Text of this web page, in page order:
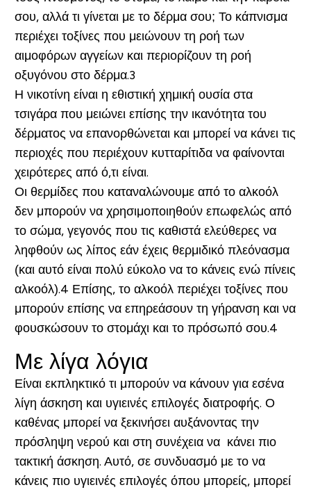
σου, αλλά τι γίνεται με το δέρμα σου; Το κάπνισμα
περιέχει τοξίνες που μειώνουν τη ροή των
αιμοφόρων αγγείων και περιορίζουν τη ροή
οξυγόνου στο δέρμα.3
Η νικοτίνη είναι η εθιστική χημική ουσία στα
τσιγάρα που μειώνει επίσης την ικανότητα του
δέρματος να επανορθώνεται και μπορεί να κάνει τις
περιοχές που περιέχουν κυτταρίτιδα να φαίνονται
χειρότερες από ό,τι είναι.
Οι θερμίδες που καταναλώνουμε από το αλκοόλ
δεν μπορούν να χρησιμοποιηθούν επωφελώς από
το σώμα, γεγονός που τις καθιστά ελεύθερες να
ληφθούν ως λίπος εάν έχεις θερμιδικό πλεόνασμα
(και αυτό είναι πολύ εύκολο να το κάνεις ενώ πίνεις
αλκοόλ).4 Επίσης, το αλκοόλ περιέχει τοξίνες που
μπορούν επίσης να επηρεάσουν τη γήρανση και να
φουσκώσουν το στομάχι και το πρόσωπό σου.4
Με λίγα λόγια
Είναι εκπληκτικό τι μπορούν να κάνουν για εσένα
λίγη άσκηση και υγιεινές επιλογές διατροφής. Ο
καθένας μπορεί να ξεκινήσει αυξάνοντας την
πρόσληψη νερού και στη συνέχεια να κάνει πιο
τακτική άσκηση. Αυτό, σε συνδυασμό με το να
κάνεις πιο υγιεινές επιλογές όπου μπορείς, μπορεί